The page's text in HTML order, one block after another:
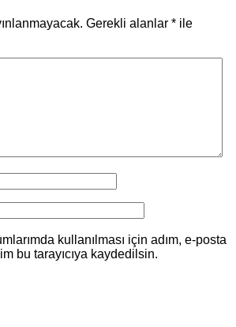
Gerekli alanlar * ile
kullanılması için adım, e-posta
bu tarayıcıya kaydedilsin.